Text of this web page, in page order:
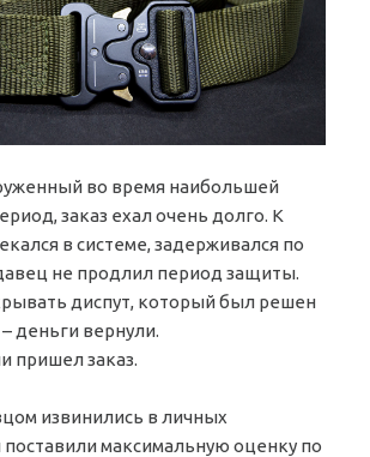
во время наибольшей
заказ ехал очень долго. К
в системе, задерживался по
не продлил период защиты.
диспут, который был решен
деньги вернули.
пришел заказ.
извинились в личных
максимальную оценку по